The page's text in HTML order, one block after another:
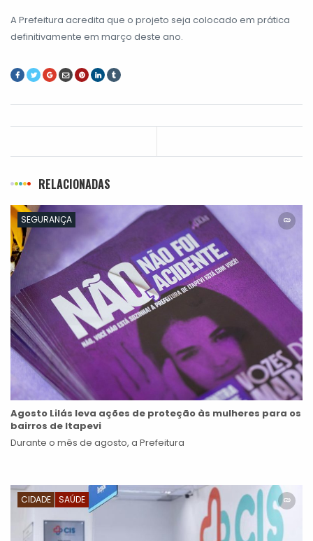
A Prefeitura acredita que o projeto seja colocado em prática
definitivamente em março deste ano.
RELACIONADAS
SEGURANÇA
Agosto Lilás leva ações de proteção às mulheres para os
bairros de Itapevi
Durante o mês de agosto, a Prefeitura
CIDADE SAÚDE